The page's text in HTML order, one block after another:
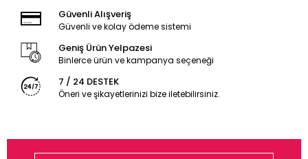
Güvenli Alışveriş
Güvenli ve kolay ödeme sistemi
Geniş Ürün Yelpazesi
Binlerce ürün ve kampanya seçeneği
7 / 24 DESTEK
Öneri ve şikayetlerinizi bize iletebilirsiniz.